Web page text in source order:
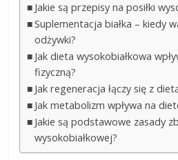
Jakie są przepisy na posiłki
Suplementacja białka – kiedy
odżywki?
Jak dieta wysokobiałkowa
fizyczną?
Jak regeneracja łączy się z
Jak metabolizm wpływa na
Jakie są podstawowe zasady
wysokobiałkowej?